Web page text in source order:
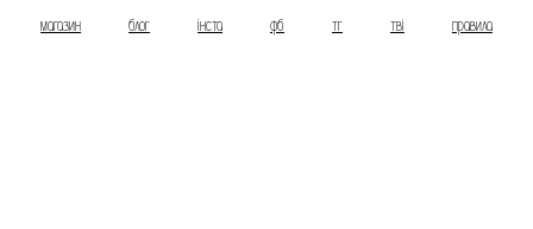
магазин блог інста фб тг тві правила